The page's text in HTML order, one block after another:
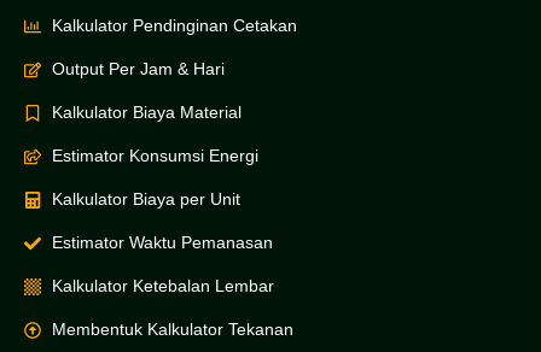
Kalkulator Pendinginan Cetakan
Output Per Jam & Hari
Kalkulator Biaya Material
Estimator Konsumsi Energi
Kalkulator Biaya per Unit
Estimator Waktu Pemanasan
Kalkulator Ketebalan Lembar
Membentuk Kalkulator Tekanan